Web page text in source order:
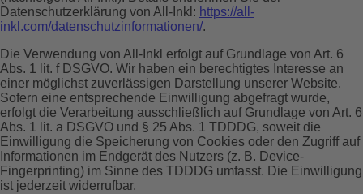
Datenschutzerklärung von All-Inkl: https://all-
inkl.com/datenschutzinformationen/.
Die Verwendung von All-Inkl erfolgt auf Grundlage von Art. 6
Abs. 1 lit. f DSGVO. Wir haben ein berechtigtes Interesse an
einer möglichst zuverlässigen Darstellung unserer Website.
Sofern eine entsprechende Einwilligung abgefragt wurde,
erfolgt die Verarbeitung ausschließlich auf Grundlage von Art. 6
Abs. 1 lit. a DSGVO und § 25 Abs. 1 TDDDG, soweit die
Einwilligung die Speicherung von Cookies oder den Zugriff auf
Informationen im Endgerät des Nutzers (z. B. Device-
Fingerprinting) im Sinne des TDDDG umfasst. Die Einwilligung
ist jederzeit widerrufbar.